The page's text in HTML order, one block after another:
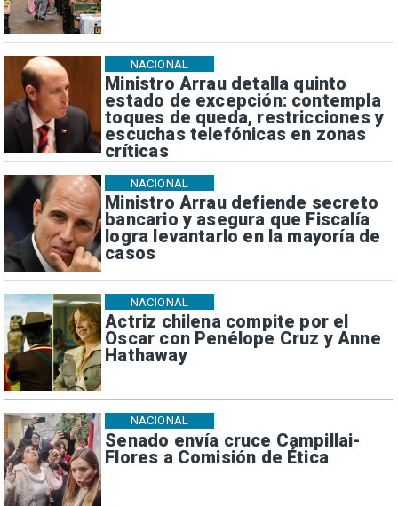
Ministro Arrau detalla quinto
estado de excepción: contempla
toques de queda, restricciones y
escuchas telefónicas en zonas
críticas
NACIONAL
Ministro Arrau defiende secreto
bancario y asegura que Fiscalía
logra levantarlo en la mayoría de
casos
NACIONAL
Actriz chilena compite por el
Oscar con Penélope Cruz y Anne
Hathaway
NACIONAL
Senado envía cruce Campillai-
Flores a Comisión de Ética
NACIONAL